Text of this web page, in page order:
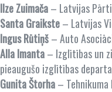
Ilze Zuimača– Latvijas
Santa Graikste– Latvijas
Ingus Rūtiņš– Auto
Alla Imanta– Izglītības un
pieaugušo izglītības
Gunita Štorha– Tehnikuma